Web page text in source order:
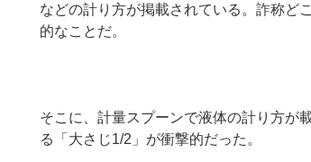
などの計り方が掲載されている。詐称ど
的なことだ。
そこに、計量スプーンで液体の計り方が
る「大さじ1/2」が衝撃的だった。